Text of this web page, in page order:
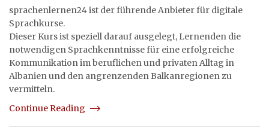
sprachenlernen24 ist der führende Anbieter für digitale
Sprachkurse.
Dieser Kurs ist speziell darauf ausgelegt, Lernenden die
notwendigen Sprachkenntnisse für eine erfolgreiche
Kommunikation im beruflichen und privaten Alltag in
Albanien und den angrenzenden Balkanregionen zu
vermitteln.
Continue Reading